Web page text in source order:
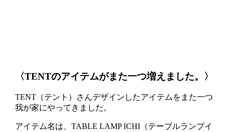
〈TENTのアイテムがまた一つ増えました。〉
TENT（テント）さんデザインしたアイテムをまた一つ
我が家にやってきました。
アイテム名は、TABLE LAMP ICHI（テーブルランプイ